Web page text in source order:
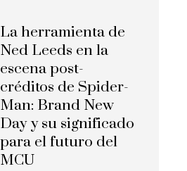
La herramienta de
Ned Leeds en la
escena post-
créditos de Spider-
Man: Brand New
Day y su significado
para el futuro del
MCU